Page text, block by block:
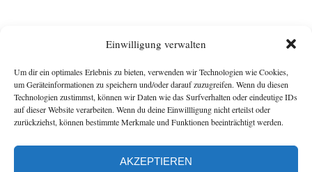
Einwilligung verwalten
Um dir ein optimales Erlebnis zu bieten, verwenden wir Technologien wie Cookies,
um Geräteinformationen zu speichern und/oder darauf zuzugreifen. Wenn du diesen
Technologien zustimmst, können wir Daten wie das Surfverhalten oder eindeutige IDs
auf dieser Website verarbeiten. Wenn du deine Einwillligung nicht erteilst oder
zurückziehst, können bestimmte Merkmale und Funktionen beeinträchtigt werden.
AKZEPTIEREN